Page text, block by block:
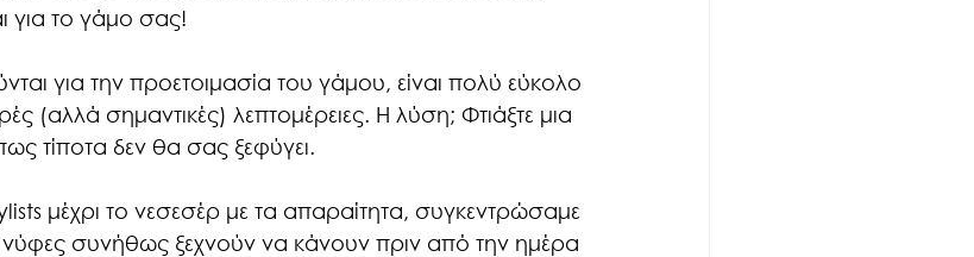
για το γάμο σας!
για την προετοιμασία του γάμου, είναι πολύ εύκολο
(αλλά σημαντικές) λεπτομέρειες. Η λύση; Φτιάξτε μια
τίποτα δεν θα σας ξεφύγει.
μέχρι το νεσεσέρ με τα απαραίτητα, συγκεντρώσαμε
συνήθως ξεχνούν να κάνουν πριν από την ημέρα